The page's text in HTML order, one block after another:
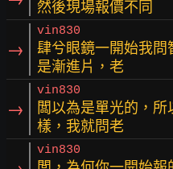
然後現場報價不同
→
vin830
肆兮眼鏡一開始我
是漸進片，老
→
vin830
闆以為是單光的，
樣，我就問老
vin830